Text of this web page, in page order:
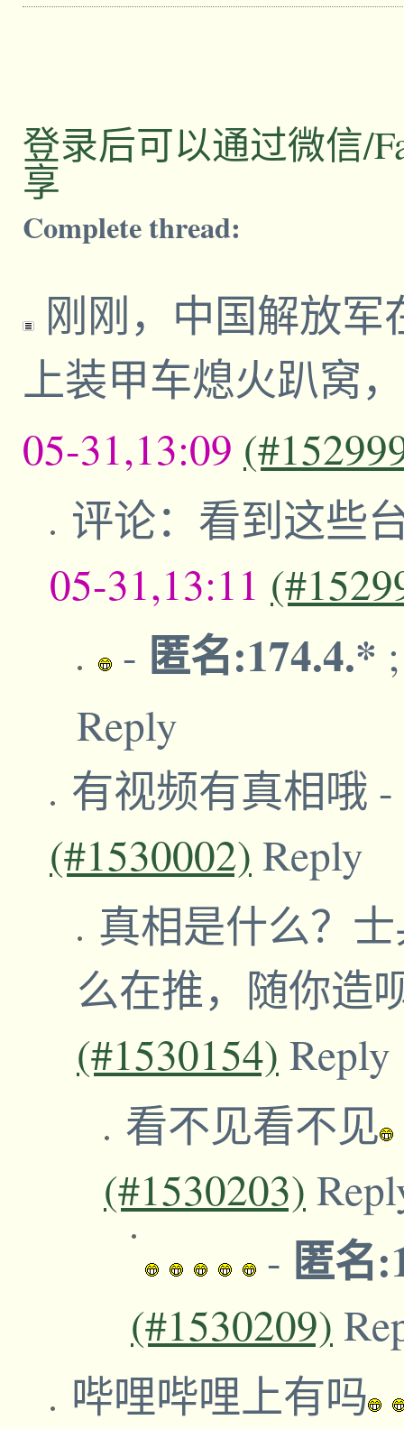
登录后可以通过微信/
享
Complete thread:
刚刚，中国解放
上装甲车熄火趴窝
05-31,13:09
评论：看到这些
05-31,13:11
- 匿名:174.4.*
Reply
有视频有真相哦 -
(#1530002) Reply
真相是什么？
么在推，随你造
(#1530154) Reply
看不见看不见
(#1530203)
- 匿名
(#1530209)
哔哩哔哩上有吗